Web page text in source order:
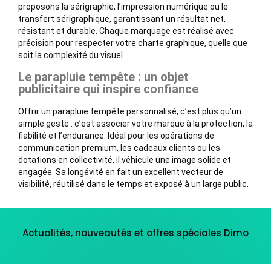
proposons la sérigraphie, l’impression numérique ou le
transfert sérigraphique, garantissant un résultat net,
résistant et durable. Chaque marquage est réalisé avec
précision pour respecter votre charte graphique, quelle que
soit la complexité du visuel.
Le parapluie tempête : un objet
publicitaire qui inspire confiance
Offrir un parapluie tempête personnalisé, c’est plus qu’un
simple geste : c’est associer votre marque à la protection, la
fiabilité et l’endurance. Idéal pour les opérations de
communication premium, les cadeaux clients ou les
dotations en collectivité, il véhicule une image solide et
engagée. Sa longévité en fait un excellent vecteur de
visibilité, réutilisé dans le temps et exposé à un large public.
Actualités, nouveautés et offres spéciales Dimo